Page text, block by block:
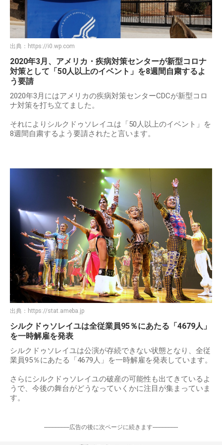
出典： https://i0.wp.com
2020年3月、アメリカ・疾病対策センターが新型コロナ
対策として「50人以上のイベント」を8週間自粛するよ
う要請
2020年3月にはアメリカの疾病対策センターCDCが新型コロ
ナ対策を打ち立てました。
それによりシルクドゥソレイユは「50人以上のイベント」を
8週間自粛するよう要請されたと言います。
出典： https://stat.ameba.jp
シルクドゥソレイユは全従業員95％にあたる「4679人」
を一時解雇を発表
シルクドゥソレイユは公演が存続できない状態となり、全従
業員95％にあたる「4679人」を一時解雇を発表しています。
さらにシルクドゥソレイユの破産の可能性も出てきているよ
うで、今後の舞台がどうなっていくかに注目が集まっていま
す。
-----------------広告の後に次ページに続きます-----------------